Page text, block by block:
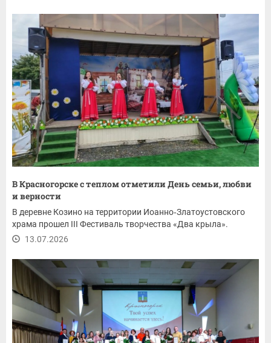
В Красногорске с теплом отметили День семьи, любви
и верности
В деревне Козино на территории Иоанно‑Златоустовского
храма прошел III Фестиваль творчества «Два крыла».
13.07.2026